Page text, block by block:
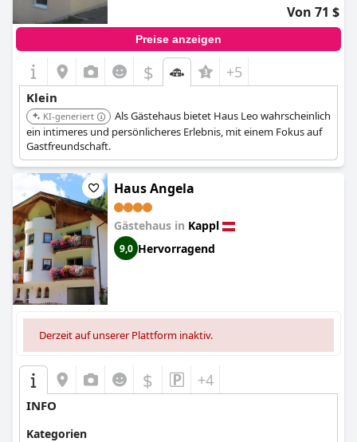
Von 71 $
Preise anzeigen
$ +5
Klein
KI-generiert
Als Gästehaus bietet Haus Leo wahrscheinlich
ein intimeres und persönlicheres Erlebnis, mit einem Fokus auf
Gastfreundschaft.
Haus Angela
Gästehaus in Kappl
9,0 Hervorragend
Derzeit auf unserer Plattform inaktiv.
$ +4
INFO
Kategorien